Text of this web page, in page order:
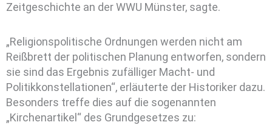
Zeitgeschichte an der WWU Münster, sagte.
„Religionspolitische Ordnungen werden nicht am
Reißbrett der politischen Planung entworfen, sondern
sie sind das Ergebnis zufälliger Macht- und
Politikkonstellationen“, erläuterte der Historiker dazu.
Besonders treffe dies auf die sogenannten
„Kirchenartikel“ des Grundgesetzes zu: